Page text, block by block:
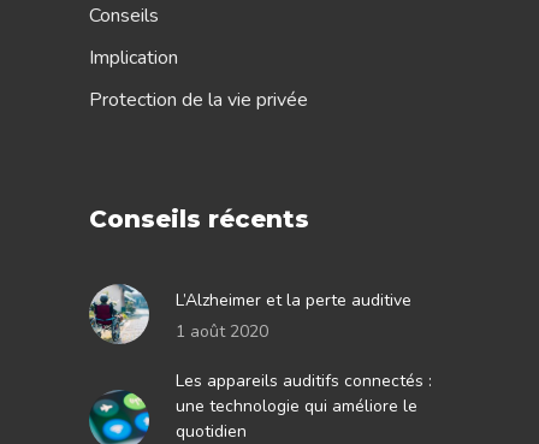
Conseils
Implication
Protection de la vie privée
Conseils récents
L’Alzheimer et la perte auditive
1 août 2020
Les appareils auditifs connectés :
une technologie qui améliore le
quotidien